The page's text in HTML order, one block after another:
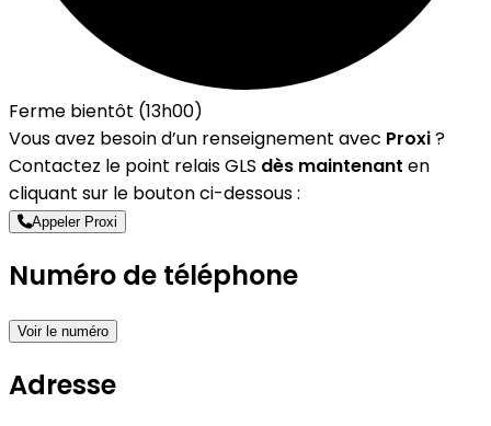
Ferme bientôt (13h00)
Vous avez besoin d’un renseignement avec Proxi?
Contactez le point relais GLS dès maintenant en
cliquant sur le bouton ci-dessous :
Appeler Proxi
Numéro de téléphone
Voir le numéro
Adresse